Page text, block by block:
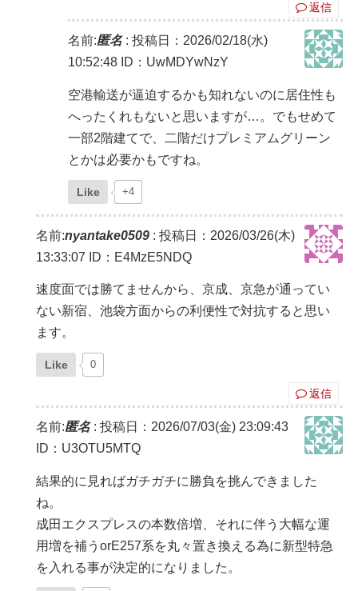
返信
名前:匿名: 投稿日：2026/02/18(水)
10:52:48 ID：UwMDYwNzY
空港輸送が逼迫するかも知れないのに居住性も
へったくれもないと思いますが…。でもせめて
一部2階建てで、二階だけプレミアムグリーン
とかは必要かもですね。
Like +4
名前:nyantake0509 : 投稿日：2026/03/26(木)
13:33:07
ID：E4MzE5NDQ
速度面では勝てませんから、京成、京急が通ってい
ない新宿、池袋方面からの利便性で対抗すると思い
ます。
Like 0
返信
名前:匿名: 投稿日：2026/07/03(金) 23:09:43
ID：U3OTU5MTQ
結果的に見ればガチガチに勝負を挑んできました
ね。
成田エクスプレスの本数倍増、それに伴う大幅な運
用増を補うorE257系を丸々置き換える為に新型特急
を入れる事が決定的になりました。